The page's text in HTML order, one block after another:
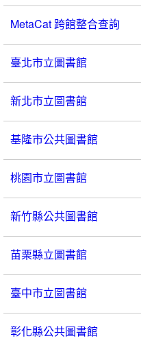
MetaCat 跨館整合查詢
臺北市立圖書館
新北市立圖書館
基隆市公共圖書館
桃園市立圖書館
新竹縣公共圖書館
苗栗縣立圖書館
臺中市立圖書館
彰化縣公共圖書館